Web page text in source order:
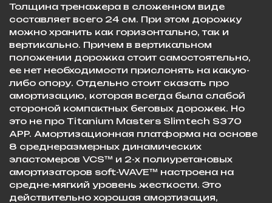
Толщина тренажера в сложенном виде
составляет всего 24 см. При этом дорожку
можно хранить как горизонтально, так и
вертикально. Причем в вертикальном
положении дорожка стоит самостоятельно,
ее нет необходимости прислонять на какую-
либо опору. Отдельно стоит сказать про
амортизацию, которая всегда была слабой
стороной компактных беговых дорожек. Но
это не про Titanium Masters Slimtech S370
APP. Амортизационная платформа на основе
8 среднеразмерных динамических
эластомеров VCS™ и 2-х полиуретановых
амортизаторов soft-WAVE™ настроена на
средне-мягкий уровень жесткости. Это
действительно хорошая амортизация,